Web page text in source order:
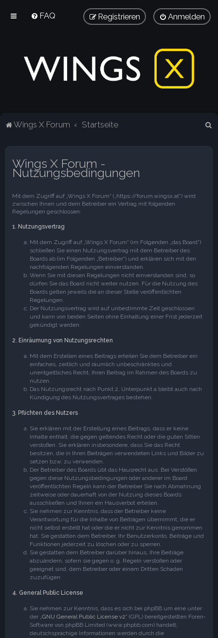
FAQ Anmelden
Registrieren
Wings X Forum Startseite
Wings X Forum -
Nutzungsbedingungen
Mit dem Zugriff auf „Wings X Forum“ („https://forum.wingsx.at“) wird
zwischen Ihnen und dem Betreiber ein Vertrag mit folgenden
Regelungen geschlossen:
1. Nutzungsvertrag
Mit dem Zugriff auf „Wings X Forum“ (im Folgenden „das Board“)
schließen Sie einen Nutzungsvertrag mit dem Betreiber des
Boards ab (im Folgenden „Betreiber“) und erklären sich mit den
nachfolgenden Regelungen einverstanden.
Wenn Sie mit diesen Regelungen nicht einverstanden sind, so
dürfen Sie das Board nicht weiter nutzen. Für die Nutzung des
Boards gelten jeweils die an dieser Stelle veröffentlichten
Regelungen.
Der Nutzungsvertrag wird auf unbestimmte Zeit geschlossen
und kann von beiden Seiten ohne Einhaltung einer Frist jederzeit
gekündigt werden.
2. Einräumung von Nutzungsrechten
Mit dem Erstellen eines Beitrags erteilen Sie dem Betreiber ein
einfaches, zeitlich und räumlich unbeschränktes und
unentgeltliches Recht, Ihren Beitrag im Rahmen des Boards zu
nutzen.
Das Nutzungsrecht nach Punkt 2, Unterpunkt a bleibt auch nach
Kündigung des Nutzungsvertrages bestehen.
3. Pflichten des Nutzers
Sie erklären mit der Erstellung eines Beitrags, dass er keine
Inhalte enthält, die gegen geltendes Recht oder die guten Sitten
verstoßen. Sie erklären insbesondere, dass Sie das Recht
besitzen, die in Ihren Beiträgen verwendeten Links und Bilder zu
setzen bzw. zu verwenden.
Der Betreiber des Boards übt das Hausrecht aus. Bei Verstößen
gegen diese Nutzungsbedingungen oder anderer im Board
veröffentlichten Regeln kann der Betreiber Sie nach Abmahnung
zeitweise oder dauerhaft von der Nutzung dieses Boards
ausschließen und Ihnen ein Hausverbot erteilen.
Sie nehmen zur Kenntnis, dass der Betreiber keine
Verantwortung für die Inhalte von Beiträgen übernimmt, die er
nicht selbst erstellt hat oder die er nicht zur Kenntnis genommen
hat. Sie gestatten dem Betreiber, Ihr Benutzerkonto, Beiträge und
Funktionen jederzeit zu löschen oder zu sperren.
Sie gestatten dem Betreiber darüber hinaus, Ihre Beiträge
abzuändern, sofern sie gegen o. g. Regeln verstoßen oder
geeignet sind, dem Betreiber oder einem Dritten Schaden
zuzufügen.
4. General Public License
Sie nehmen zur Kenntnis, dass es sich bei phpBB um eine unter
der „GNU General Public License v2“ (GPL) bereitgestellten Foren-
Software von phpBB Limited (www.phpbb.com) handelt;
deutschsprachige Informationen werden durch die